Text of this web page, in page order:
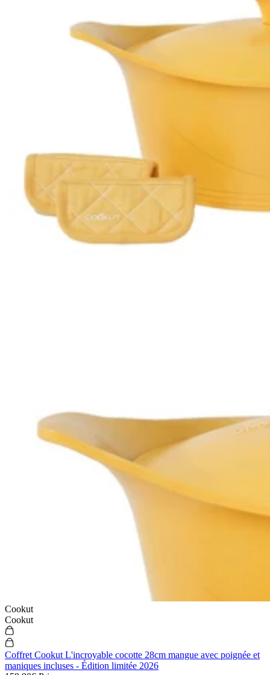
Cookut
Cookut
Coffret Cookut L'incroyable cocotte 28cm mangue avec poignée et
maniques incluses - Édition limitée 2026